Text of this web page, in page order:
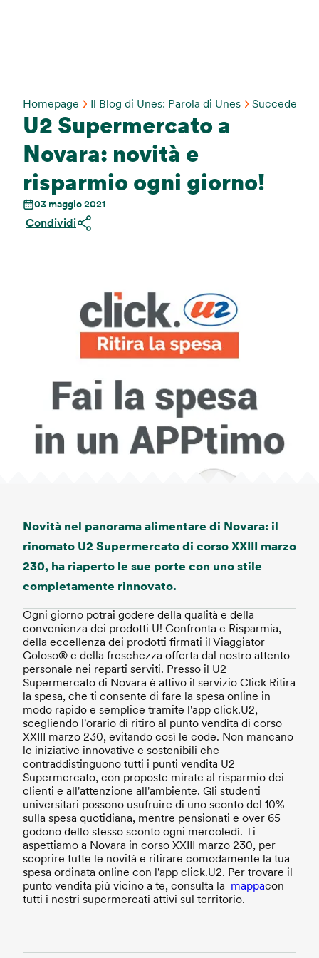
Homepage Il Blog di Unes: Parola di Unes Succede Da
U2 Supermercato a
Novara: novità e
risparmio ogni giorno!
03 maggio 2021
Condividi
Novità nel panorama alimentare di Novara: il
rinomato U2 Supermercato di corso XXIII marzo
230, ha riaperto le sue porte con uno stile
completamente rinnovato.
Ogni giorno potrai godere della qualità e della
convenienza dei prodotti U! Confronta e Risparmia,
della eccellenza dei prodotti firmati il Viaggiator
Goloso® e della freschezza offerta dal nostro attento
personale nei reparti serviti. Presso il U2
Supermercato di Novara è attivo il servizio Click Ritira
la spesa, che ti consente di fare la spesa online in
modo rapido e semplice tramite l'app click.U2,
scegliendo l'orario di ritiro al punto vendita di corso
XXIII marzo 230, evitando così le code. Non mancano
le iniziative innovative e sostenibili che
contraddistinguono tutti i punti vendita U2
Supermercato, con proposte mirate al risparmio dei
clienti e all'attenzione all'ambiente. Gli studenti
universitari possono usufruire di uno sconto del 10%
sulla spesa quotidiana, mentre pensionati e over 65
godono dello stesso sconto ogni mercoledì. Ti
aspettiamo a Novara in corso XXIII marzo 230, per
scoprire tutte le novità e ritirare comodamente la tua
spesa ordinata online con l'app click.U2. Per trovare il
punto vendita più vicino a te, consulta la mappacon
tutti i nostri supermercati attivi sul territorio.